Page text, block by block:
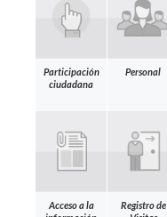
Participación
ciudadana
Personal
Acceso a la
Registro de